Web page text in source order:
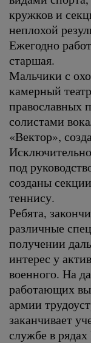
кружков и
неплохой
Ежегодно
старшая.
Мальчики с
камерный
православных
солистами
«Вектор»,
под
созданы
теннису.
Ребята,
различные
получении
интерес у
военного. На
работающих
армии
заканчивает
службе в